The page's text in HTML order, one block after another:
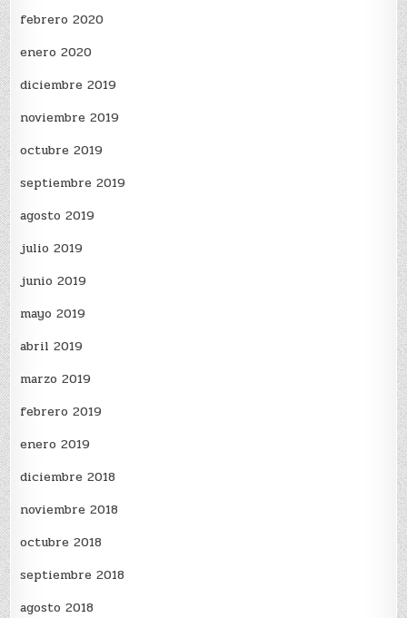
febrero 2020
enero 2020
diciembre 2019
noviembre 2019
octubre 2019
septiembre 2019
agosto 2019
julio 2019
junio 2019
mayo 2019
abril 2019
marzo 2019
febrero 2019
enero 2019
diciembre 2018
noviembre 2018
octubre 2018
septiembre 2018
agosto 2018